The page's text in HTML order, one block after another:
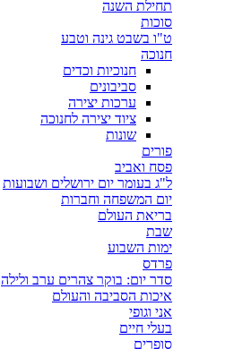
תחילת השנה
סוכות
ט"ו בשבט גינה וטבע
חנוכה
חנוכיות וכדים
סביבונים
ערכות יצירה
ציוד יצירה לחנוכה
שונות
פורים
פסח ואביב
ל"ג בעומר יום ירושלים ושבועות
יום המשפחה וחברות
בריאת העולם
שבת
ימות השבוע
פרדס
סדר יום: בוקר צהרים ערב ולילה
איכות הסביבה והעולם
אני וגופי
בעלי חיים
סופרים